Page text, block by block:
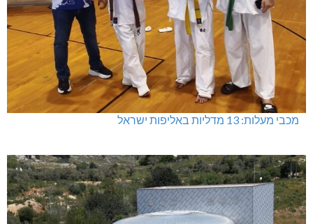
מכבי מעלות: 13 מדליות באליפות ישראל